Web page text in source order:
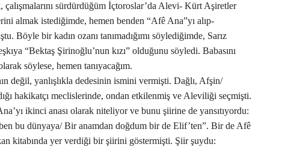
çalışmalarını sürdürdüğüm İçtoroslar’da Alevi- Kürt Aşiretler
almak istediğimde, hemen benden “Afê Ana”yı alıp-
Böyle bir kadın ozanı tanımadığımı söylediğimde, Sarız
“Bektaş Şirinoğlu’nun kızı” olduğunu söyledi. Babasını
söylese, hemen tanıyacağım.
değil, yanlışlıkla dedesinin ismini vermişti. Dağlı, Afşin/
hakikatçı meclislerinde, ondan etkilenmiş ve Aleviliği seçmişti.
ikinci anası olarak niteliyor ve bunu şiirine de yansıtıyordu:
bu dünyaya/ Bir anamdan doğdum bir de Elif’ten”. Bir de Afê
kitabında yer verdiği bir şiirini göstermişti. Şiir şuydu: